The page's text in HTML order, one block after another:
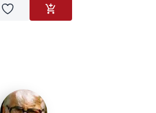
Dodaj u omiljeneDODAJ U KORPU